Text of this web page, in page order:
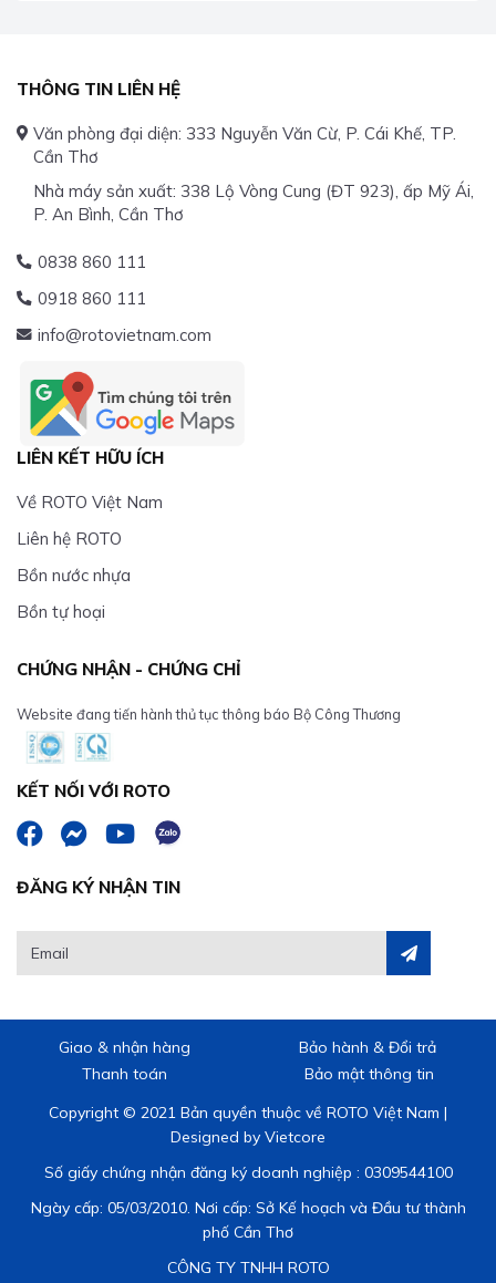
THÔNG TIN LIÊN HỆ
Văn phòng đại diện: 333 Nguyễn Văn Cừ, P. Cái Khế, TP.
Cần Thơ
Nhà máy sản xuất: 338 Lộ Vòng Cung (ĐT 923), ấp Mỹ Ái,
P. An Bình, Cần Thơ
0838 860 111
0918 860 111
info@rotovietnam.com
LIÊN KẾT HỮU ÍCH
Về ROTO Việt Nam
Liên hệ ROTO
Bồn nước nhựa
Bồn tự hoại
CHỨNG NHẬN - CHỨNG CHỈ
Website đang tiến hành thủ tục thông báo Bộ Công Thương
KẾT NỐI VỚI ROTO
ĐĂNG KÝ NHẬN TIN
Giao & nhận hàng
Bảo hành & Đổi trả
Thanh toán
Bảo mật thông tin
Copyright © 2021 Bản quyền thuộc về ROTO Việt Nam |
Designed by Vietcore
Số giấy chứng nhận đăng ký doanh nghiệp : 0309544100
Ngày cấp: 05/03/2010. Nơi cấp: Sở Kế hoạch và Đầu tư thành
phố Cần Thơ
CÔNG TY TNHH ROTO